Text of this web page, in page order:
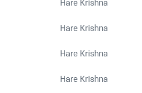
Hare Krishna
Hare Krishna
Hare Krishna
Hare Krishna